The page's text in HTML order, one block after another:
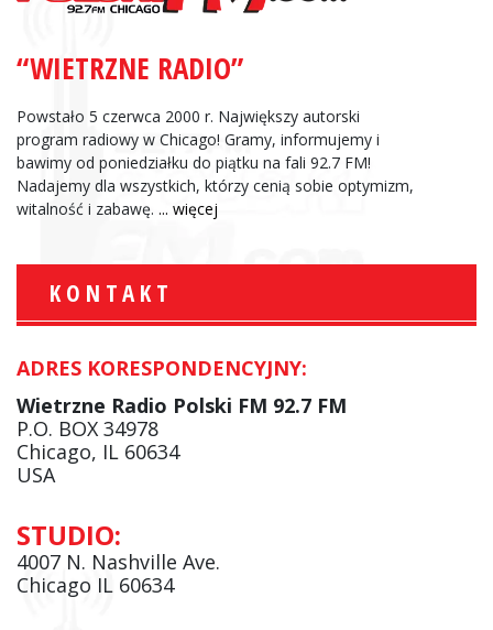
“WIETRZNE RADIO”
Powstało 5 czerwca 2000 r. Największy autorski
program radiowy w Chicago! Gramy, informujemy i
bawimy od poniedziałku do piątku na fali 92.7 FM!
Nadajemy dla wszystkich, którzy cenią sobie optymizm,
witalność i zabawę. ... więcej
KONTAKT
ADRES KORESPONDENCYJNY:
Wietrzne Radio Polski FM 92.7 FM
P.O. BOX 34978
Chicago, IL 60634
USA
STUDIO:
4007 N. Nashville Ave.
Chicago IL 60634